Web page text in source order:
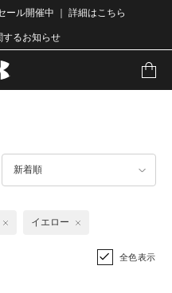
ール開催中 ｜ 詳細はこちら
するお知らせ
新着順
イエロー
全色表示